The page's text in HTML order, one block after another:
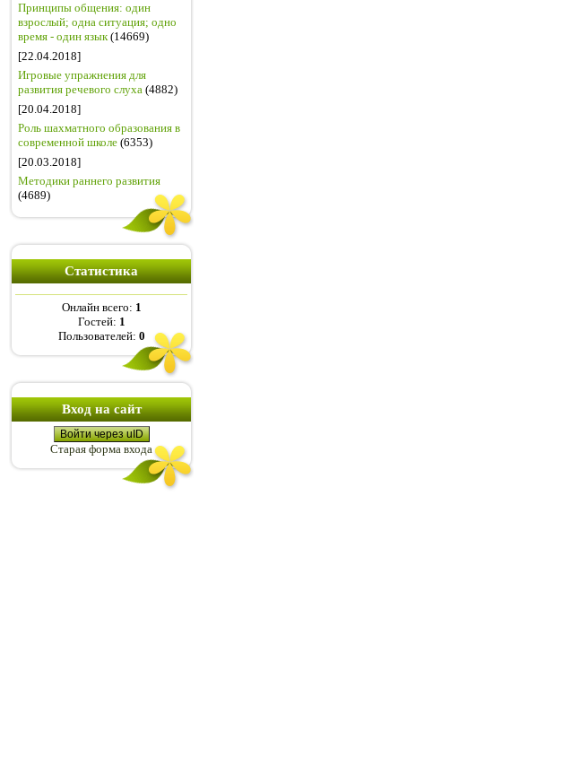
Принципы общения: один
взрослый; одна ситуация; одно
время - один язык(14669)
[22.04.2018]
Игровые упражнения для
развития речевого слуха (4882)
[20.04.2018]
Роль шахматного образования в
современной школе (6353)
[20.03.2018]
Методики раннего развития
(4689)
Статистика
Онлайн всего: 1
Гостей: 1
Пользователей: 0
Вход на сайт
Войти через uID
Старая форма входа